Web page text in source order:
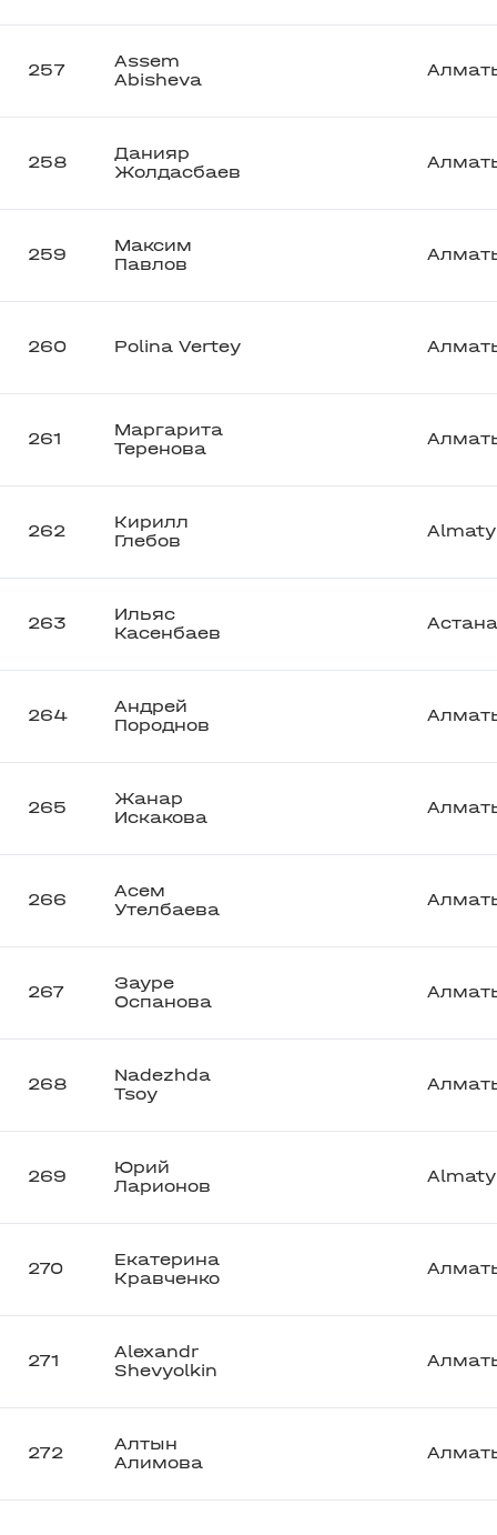
257
Assem
Abisheva
258
Данияр
Жолдасбаев
259
Максим
Павлов
260 Polina Vertey
261
Маргарита
Теренова
262
Кирилл
Глебов
Almaty
263
Ильяс
Касенбаев
Астана
264
Андрей
Породнов
265
Жанар
Искакова
266
Асем
Утелбаева
267
Зауре
Оспанова
268
Nadezhda
Tsoy
269
Юрий
Ларионов
Almaty
270
Екатерина
Кравченко
271
Alexandr
Shevyolkin
272
Алтын
Алимова